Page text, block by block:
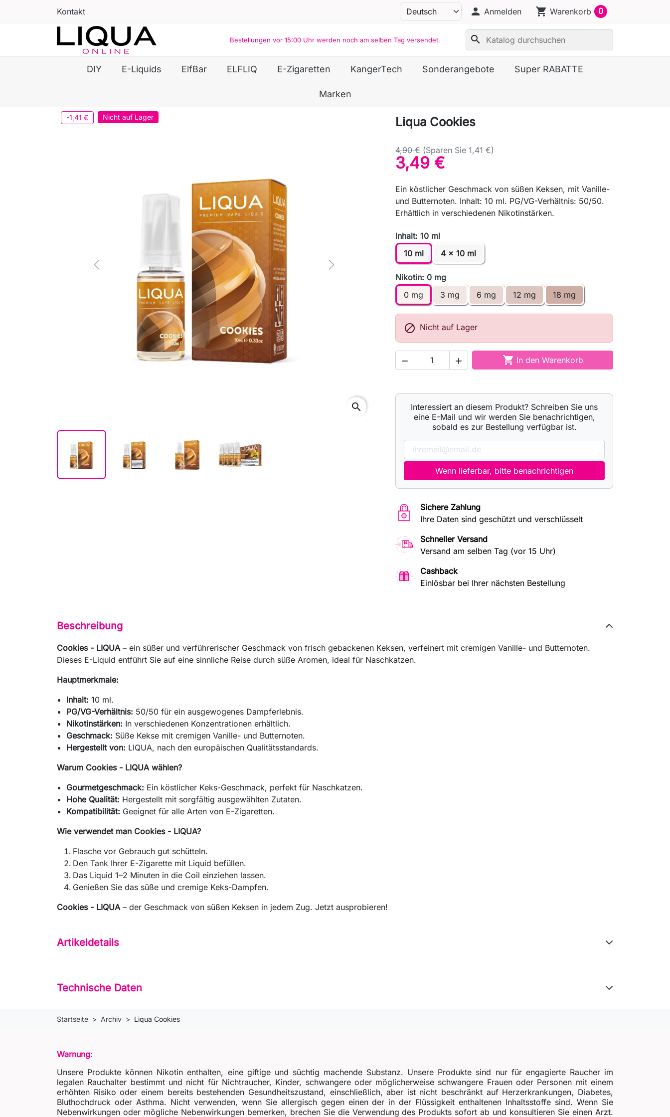
Kontakt person Anmelden shopping_cart Warenkorb 0
Bestellungen vor 15:00 Uhr werden noch am selben Tag versendet. search
DIY E-Liquids ElfBar ELFLIQ E-Zigaretten KangerTech Sonderangebote Super RABATTE
Marken
-1,41 € Nicht auf Lager
Previous Next
search
Liqua Cookies
4,90 € (Sparen Sie 1,41 €)
3,49 €
Ein köstlicher Geschmack von süßen Keksen, mit Vanille-
und Butternoten. Inhalt: 10 ml. PG/VG-Verhältnis: 50/50.
Erhältlich in verschiedenen Nikotinstärken.
Inhalt: 10 ml
10 ml
4 x 10 ml
Nikotin: 0 mg
0 mg
3 mg 6 mg 12 mg 18 mg
 Nicht auf Lager
   In den Warenkorb
Interessiert an diesem Produkt? Schreiben Sie uns
eine E-Mail und wir werden Sie benachrichtigen,
sobald es zur Bestellung verfügbar ist.
Wenn lieferbar, bitte benachrichtigen
Sichere Zahlung
Ihre Daten sind geschützt und verschlüsselt
Schneller Versand
Versand am selben Tag (vor 15 Uhr)
Cashback
Einlösbar bei Ihrer nächsten Bestellung
Beschreibung
Cookies - LIQUA– ein süßer und verführerischer Geschmack von frisch gebackenen Keksen, verfeinert mit cremigen Vanille- und Butternoten.
Dieses E-Liquid entführt Sie auf eine sinnliche Reise durch süße Aromen, ideal für Naschkatzen.
Hauptmerkmale:
Inhalt: 10 ml.
PG/VG-Verhältnis: 50/50 für ein ausgewogenes Dampferlebnis.
Nikotinstärken: In verschiedenen Konzentrationen erhältlich.
Geschmack: Süße Kekse mit cremigen Vanille- und Butternoten.
Hergestellt von: LIQUA, nach den europäischen Qualitätsstandards.
Warum Cookies - LIQUA wählen?
Gourmetgeschmack: Ein köstlicher Keks-Geschmack, perfekt für Naschkatzen.
Hohe Qualität: Hergestellt mit sorgfältig ausgewählten Zutaten.
Kompatibilität: Geeignet für alle Arten von E-Zigaretten.
Wie verwendet man Cookies - LIQUA?
Flasche vor Gebrauch gut schütteln.
Den Tank Ihrer E-Zigarette mit Liquid befüllen.
Das Liquid 1–2 Minuten in die Coil einziehen lassen.
Genießen Sie das süße und cremige Keks-Dampfen.
Cookies - LIQUA– der Geschmack von süßen Keksen in jedem Zug. Jetzt ausprobieren!
Artikeldetails
Technische Daten
Startseite Archiv Liqua Cookies
Warnung:
Unsere Produkte können Nikotin enthalten, eine giftige und süchtig machende Substanz. Unsere Produkte sind nur für engagierte Raucher im
legalen Rauchalter bestimmt und nicht für Nichtraucher, Kinder, schwangere oder möglicherweise schwangere Frauen oder Personen mit einem
erhöhten Risiko oder einem bereits bestehenden Gesundheitszustand, einschließlich, aber ist nicht beschränkt auf Herzerkrankungen, Diabetes,
Bluthochdruck oder Asthma. Nicht verwenden, wenn Sie allergisch gegen einen der in der Flüssigkeit enthaltenen Inhaltsstoffe sind. Wenn Sie
Nebenwirkungen oder mögliche Nebenwirkungen bemerken, brechen Sie die Verwendung des Produkts sofort ab und konsultieren Sie einen Arzt.